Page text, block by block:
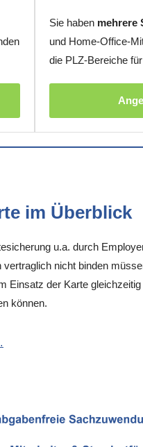
Sie haben mehrere
und Home-Office-
die PLZ-Bereiche
im Überblick
u.a. durch
nicht binden
Einsatz der Karte gleichzeitig
können.